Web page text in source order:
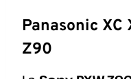
Panasonic XC
Z90